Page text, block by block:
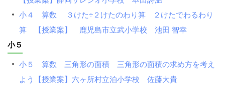
小４ 算数 ３けた÷２けたのわり算 ２けたでわるわり
算 【授業案】 鹿児島市立武小学校 池田 智幸
小５
小５ 算数 三角形の面積 三角形の面積の求め方を考え
よう【授業案】六ヶ所村立泊小学校 佐藤大貴